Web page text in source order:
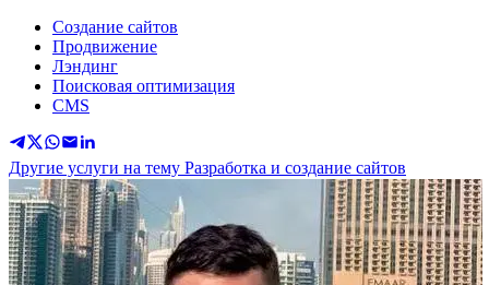
Создание сайтов
Продвижение
Лэндинг
Поисковая оптимизация
CMS
Другие услуги на тему Разработка и создание сайтов